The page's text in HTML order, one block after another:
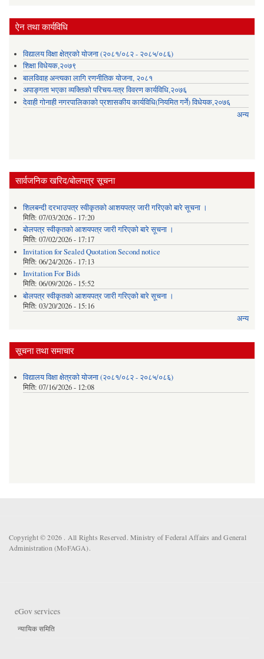
ऐन तथा कार्यविधि
विद्यालय विक्षा क्षेत्रको योजना (२०८१/०८२ - २०८५/०८६)
शिक्षा विधेयक,२०७९
बालविवाह अन्त्यका लागि रणनीतिक योजना, २०८१
अपाङ्गता भएका व्यक्तिको परिचय-पत्र विवरण कार्यविधि,२०७६
देवाही गोनाही नगरपालिकाको प्रशासकीय कार्यविधि(नियमित गर्ने) विधेयक,२०७६
अन्य
सार्वजनिक खरिद/बोलपत्र सूचना
शिलबन्दी दरभाउपत्र स्वीकृतको आशयपत्र जारी गरिएको बारे सूचना ।
मिति: 07/03/2026 - 17:20
बोलपत्र स्वीकृतको आशयपत्र जारी गरिएको बारे सूचना ।
मिति: 07/02/2026 - 17:17
Invitation for Sealed Quotation Second notice
मिति: 06/24/2026 - 17:13
Invitation For Bids
मिति: 06/09/2026 - 15:52
बोलपत्र स्वीकृतको आशयपत्र जारी गरिएको बारे सूचना ।
मिति: 03/20/2026 - 15:16
अन्य
सूचना तथा समाचार
विद्यालय विक्षा क्षेत्रको योजना (२०८१/०८२ - २०८५/०८६)
मिति: 07/16/2026 - 12:08
Copyright © 2026 . All Rights Reserved. Ministry of Federal Affairs and General
Administration (MoFAGA).
eGov services
न्यायिक समिति